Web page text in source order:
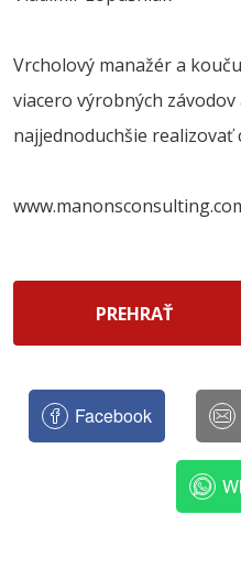
Vrcholový manažér a
viacero výrobných
najjednoduchšie realizovať
PREHRAŤ
Facebook